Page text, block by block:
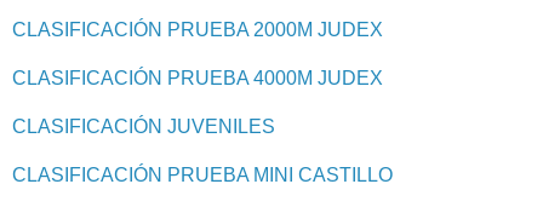
CLASIFICACIÓN PRUEBA 2000M JUDEX
CLASIFICACIÓN PRUEBA 4000M JUDEX
CLASIFICACIÓN JUVENILES
CLASIFICACIÓN PRUEBA MINI CASTILLO